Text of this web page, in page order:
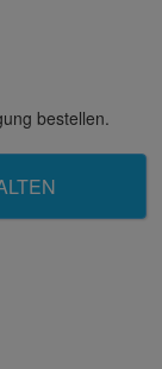
bestellen.